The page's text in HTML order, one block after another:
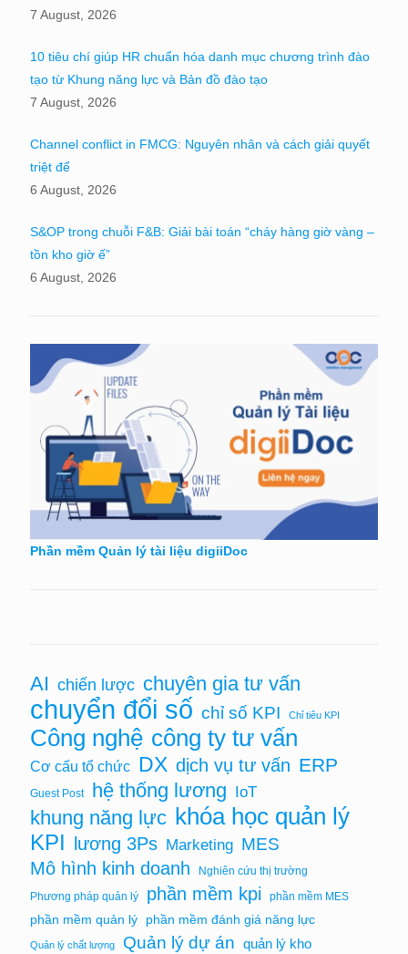
7 August, 2026
10 tiêu chí giúp HR chuẩn hóa danh mục chương trình đào
tạo từ Khung năng lực và Bản đồ đào tạo
7 August, 2026
Channel conflict in FMCG: Nguyên nhân và cách giải quyết
triệt để
6 August, 2026
S&OP trong chuỗi F&B: Giải bài toán “cháy hàng giờ vàng –
tồn kho giờ ế”
6 August, 2026
Phần mềm Quản lý tài liệu digiiDoc
AI chiến lược chuyên gia tư vấn
chuyển đổi số chỉ số KPI Chỉ tiêu KPI
Công nghệ công ty tư vấn
Cơ cấu tổ chức DX dịch vụ tư vấn ERP
Guest Post hệ thống lương IoT
khung năng lực khóa học quản lý
KPI lương 3Ps Marketing MES
Mô hình kinh doanh
Nghiên cứu thị trường
Phương pháp quản lý
phần mềm kpi phần mềm MES
phần mềm quản lý phần mềm đánh giá năng lực
Quản lý chất lượng Quản lý dự án quản lý kho